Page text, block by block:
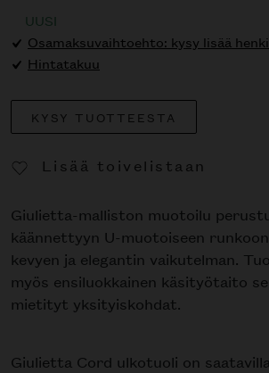
UUSI
Osamaksuvaihtoehto: kysy lisää
Hintatakuu
KYSY TUOTTEESTA
Lisää toivelistaan
Giulietta-malliston muotoilu
käännettyyn U-muotoiseen
kevyen ja elegantin vaikutelman.
myös ensiluokkainen käsityötaito
mietityt yksityiskohdat.
Giulietta Cord ulkotuoli on